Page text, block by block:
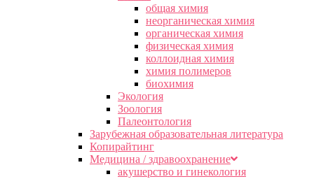
общая химия
неорганическая химия
органическая химия
физическая химия
коллоидная химия
химия полимеров
биохимия
Экология
Зоология
Палеонтология
Зарубежная образовательная литература
Копирайтинг
Медицина / здравоохранение
акушерство и гинекология